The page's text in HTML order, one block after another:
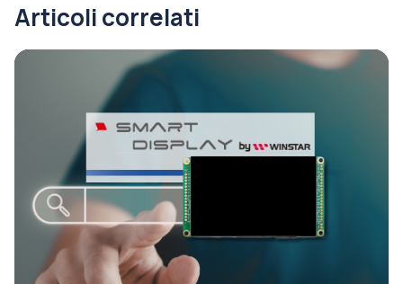
Articoli correlati